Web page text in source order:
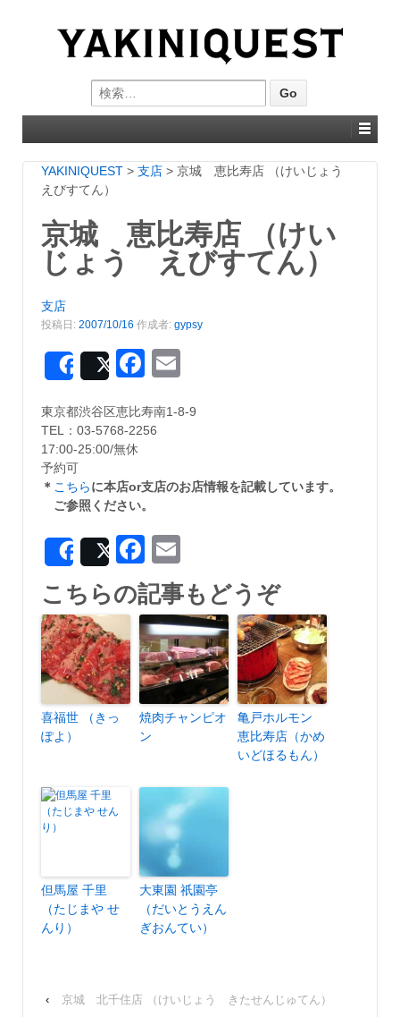
Search for:
YAKINIQUEST > 支店 > 京城 恵比寿店 （けいじょう
えびすてん）
京城 恵比寿店 （けい
じょう えびすてん）
支店
投稿日: 2007/10/16 作成者: gypsy
SharePostFacebook
東京都渋谷区恵比寿南1-8-9
TEL：03-5768-2256
17:00-25:00/無休
予約可
＊ こちらに本店or支店のお店情報を記載しています。
ご参照ください。
SharePostFacebook
こちらの記事もどうぞ
喜福世 （きっ
ぽよ）
焼肉チャンピオ
ン
亀戸ホルモン
恵比寿店（かめ
いどほるもん）
但馬屋 千里
（たじまや せ
んり）
大東園 祇園亭
（だいとうえん
ぎおんてい）
‹
京城 北千住店 （けいじょう きたせんじゅてん）